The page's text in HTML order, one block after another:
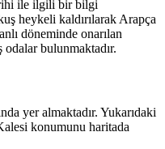
ile ilgili bir bilgi
heykeli kaldırılarak Arapça
döneminde onarılan
bulunmaktadır.
yer almaktadır. Yukarıdaki
konumunu haritada